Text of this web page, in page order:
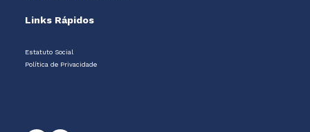
Links Rápidos
Estatuto Social
Política de Privacidade